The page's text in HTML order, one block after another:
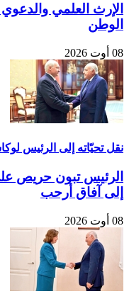
الإرث العلمي
الوطن
08 أوت 2026
نقل تحيّاته إلى الرئيس
الرئيس تبون حريص على
إلى آفاق أرحب
08 أوت 2026